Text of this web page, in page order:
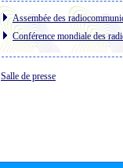
Assembée des
Conférence mondiale des
Salle de presse